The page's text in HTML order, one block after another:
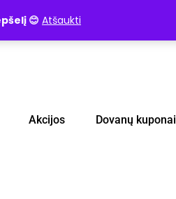
😊 Atšaukti
Akcijos Dovanų kuponai